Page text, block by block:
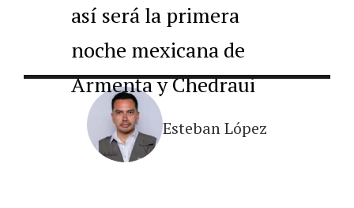
así será la primera
noche mexicana de
Armenta y Chedraui
Esteban López